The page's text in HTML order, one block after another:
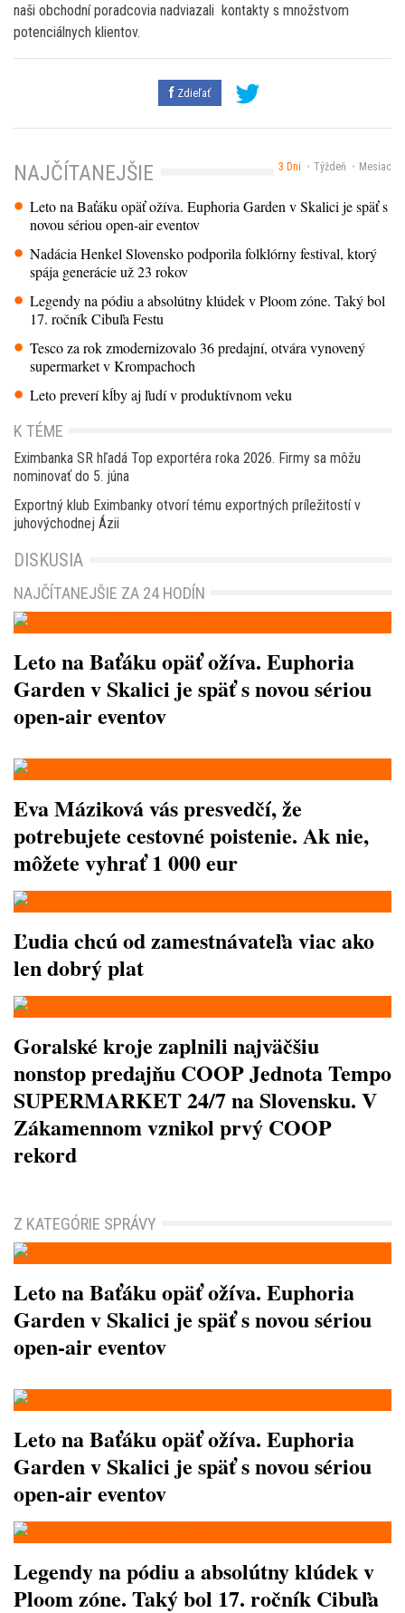
naši obchodní poradcovia nadviazali kontakty s množstvom
potenciálnych klientov.
Zdieľať
3 Dni Týždeň Mesiac
NAJČÍTANEJŠIE
Leto na Baťáku opäť ožíva. Euphoria Garden v Skalici je späť s
novou sériou open-air eventov
Nadácia Henkel Slovensko podporila folklórny festival, ktorý
spája generácie už 23 rokov
Legendy na pódiu a absolútny klúdek v Ploom zóne. Taký bol
17. ročník Cibuľa Festu
Tesco za rok zmodernizovalo 36 predajní, otvára vynovený
supermarket v Krompachoch
Leto preverí kĺby aj ľudí v produktívnom veku
K TÉME
Eximbanka SR hľadá Top exportéra roka 2026. Firmy sa môžu
nominovať do 5. júna
Exportný klub Eximbanky otvorí tému exportných príležitostí v
juhovýchodnej Ázii
DISKUSIA
NAJČÍTANEJŠIE ZA 24 HODÍN
Leto na Baťáku opäť ožíva. Euphoria
Garden v Skalici je späť s novou sériou
open-air eventov
Eva Máziková vás presvedčí, že
potrebujete cestovné poistenie. Ak nie,
môžete vyhrať 1 000 eur
Ľudia chcú od zamestnávateľa viac ako
len dobrý plat
Goralské kroje zaplnili najväčšiu
nonstop predajňu COOP Jednota Tempo
SUPERMARKET 24/7 na Slovensku. V
Zákamennom vznikol prvý COOP
rekord
Z KATEGÓRIE SPRÁVY
Leto na Baťáku opäť ožíva. Euphoria
Garden v Skalici je späť s novou sériou
open-air eventov
Leto na Baťáku opäť ožíva. Euphoria
Garden v Skalici je späť s novou sériou
open-air eventov
Legendy na pódiu a absolútny klúdek v
Ploom zóne. Taký bol 17. ročník Cibuľa